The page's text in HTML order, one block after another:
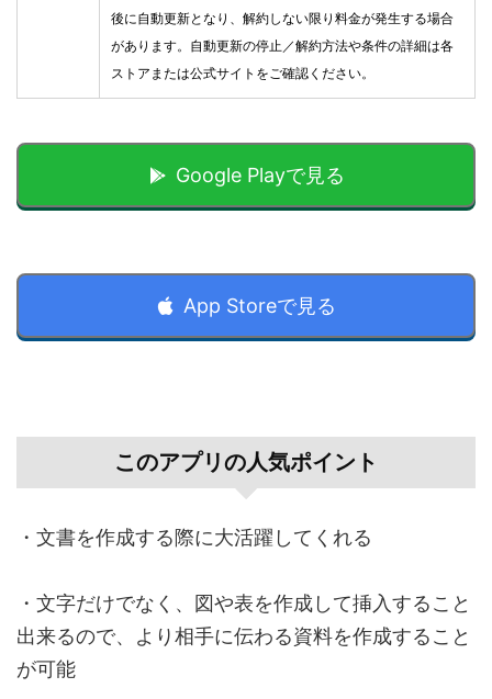
後に自動更新となり、解約しない限り料金が発生する場合
があります。自動更新の停止／解約方法や条件の詳細は各
ストアまたは公式サイトをご確認ください。
Google Playで見る
App Storeで見る
このアプリの人気ポイント
・文書を作成する際に大活躍してくれる
・文字だけでなく、図や表を作成して挿入すること
出来るので、より相手に伝わる資料を作成すること
が可能